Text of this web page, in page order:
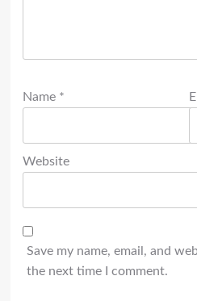
Name *
Website
Save my name, email, and
the next time I comment.